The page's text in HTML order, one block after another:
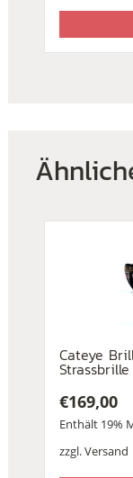
Cateye
Strassbrille
€169,00
Enthält 19%
zzgl.Versand